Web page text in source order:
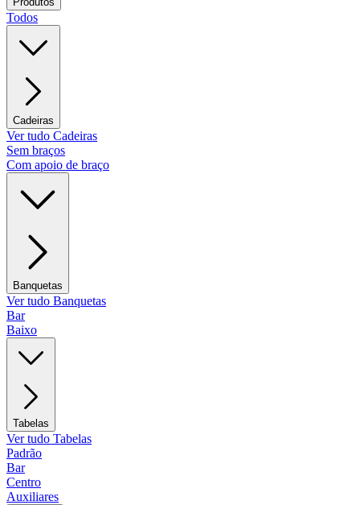
Todos
Cadeiras
Ver tudo Cadeiras
Sem braços
Com apoio de braço
Banquetas
Ver tudo Banquetas
Bar
Baixo
Tabelas
Ver tudo Tabelas
Padrão
Bar
Centro
Auxiliares